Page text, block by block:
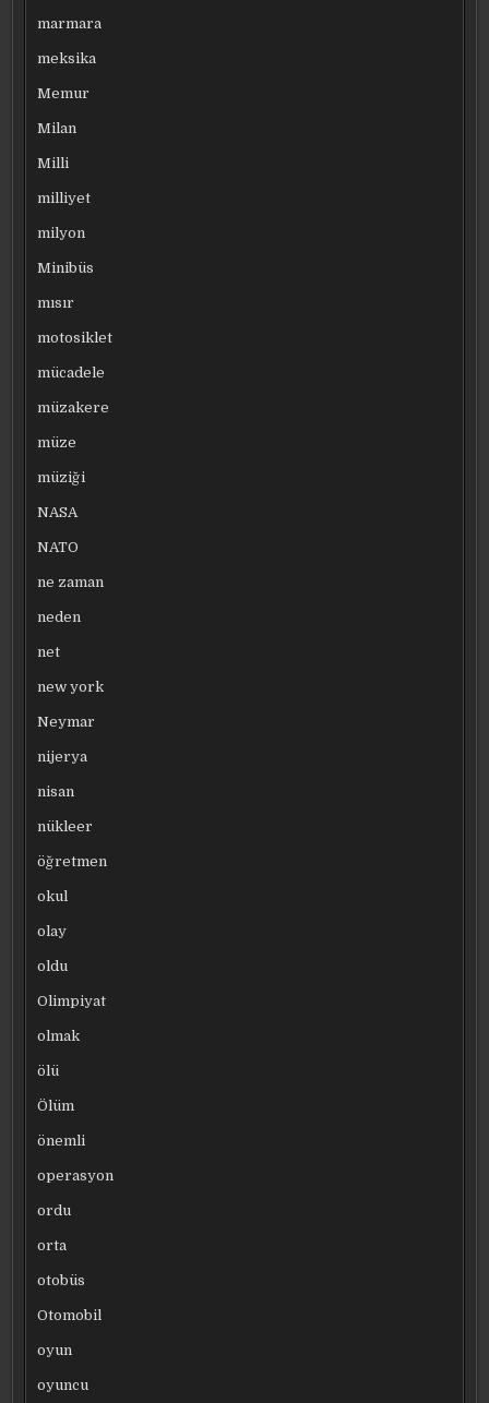
marmara
meksika
Memur
Milan
Milli
milliyet
milyon
Minibüs
mısır
motosiklet
mücadele
müzakere
müze
müziği
NASA
NATO
ne zaman
neden
net
new york
Neymar
nijerya
nisan
nükleer
öğretmen
okul
olay
oldu
Olimpiyat
olmak
ölü
Ölüm
önemli
operasyon
ordu
orta
otobüs
Otomobil
oyun
oyuncu